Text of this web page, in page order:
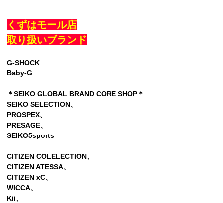
くずはモール店
取り扱いブランド
G-SHOCK
Baby-G
＊SEIKO GLOBAL BRAND CORE SHOP＊
SEIKO SELECTION、
PROSPEX、
PRESAGE、
SEIKO5sports
CITIZEN COLELECTION、
CITIZEN ATESSA、
CITIZEN xC、
WICCA、
Kii、